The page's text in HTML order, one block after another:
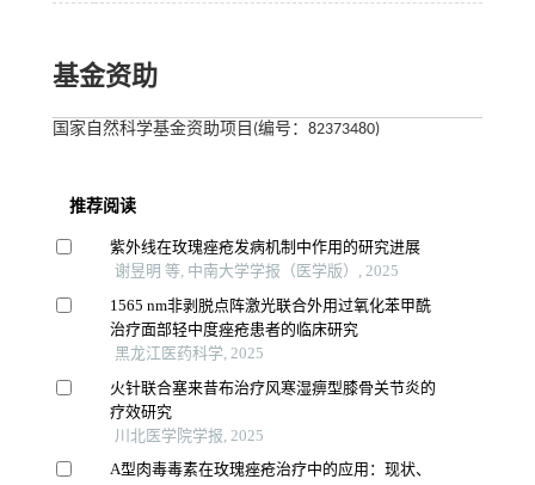
基金资助
国家自然科学基金资助项目(编号：82373480)